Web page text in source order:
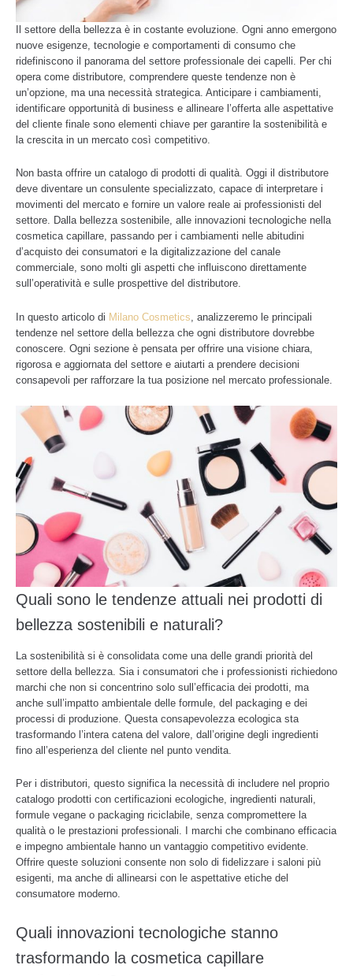
Il settore della bellezza è in costante evoluzione. Ogni anno emergono
nuove esigenze, tecnologie e comportamenti di consumo che
ridefiniscono il panorama del settore professionale dei capelli. Per chi
opera come distributore, comprendere queste tendenze non è
un’opzione, ma una necessità strategica. Anticipare i cambiamenti,
identificare opportunità di business e allineare l’offerta alle aspettative
del cliente finale sono elementi chiave per garantire la sostenibilità e
la crescita in un mercato così competitivo.
Non basta offrire un catalogo di prodotti di qualità. Oggi il distributore
deve diventare un consulente specializzato, capace di interpretare i
movimenti del mercato e fornire un valore reale ai professionisti del
settore. Dalla bellezza sostenibile, alle innovazioni tecnologiche nella
cosmetica capillare, passando per i cambiamenti nelle abitudini
d’acquisto dei consumatori e la digitalizzazione del canale
commerciale, sono molti gli aspetti che influiscono direttamente
sull’operatività e sulle prospettive del distributore.
In questo articolo di Milano Cosmetics , analizzeremo le principali
tendenze nel settore della bellezza che ogni distributore dovrebbe
conoscere. Ogni sezione è pensata per offrire una visione chiara,
rigorosa e aggiornata del settore e aiutarti a prendere decisioni
consapevoli per rafforzare la tua posizione nel mercato professionale.
Quali sono le tendenze attuali nei prodotti di
bellezza sostenibili e naturali?
La sostenibilità si è consolidata come una delle grandi priorità del
settore della bellezza. Sia i consumatori che i professionisti richiedono
marchi che non si concentrino solo sull’efficacia dei prodotti, ma
anche sull’impatto ambientale delle formule, del packaging e dei
processi di produzione. Questa consapevolezza ecologica sta
trasformando l’intera catena del valore, dall’origine degli ingredienti
fino all’esperienza del cliente nel punto vendita.
Per i distributori, questo significa la necessità di includere nel proprio
catalogo prodotti con certificazioni ecologiche, ingredienti naturali,
formule vegane o packaging riciclabile, senza compromettere la
qualità o le prestazioni professionali. I marchi che combinano efficacia
e impegno ambientale hanno un vantaggio competitivo evidente.
Offrire queste soluzioni consente non solo di fidelizzare i saloni più
esigenti, ma anche di allinearsi con le aspettative etiche del
consumatore moderno.
Quali innovazioni tecnologiche stanno
trasformando la cosmetica capillare